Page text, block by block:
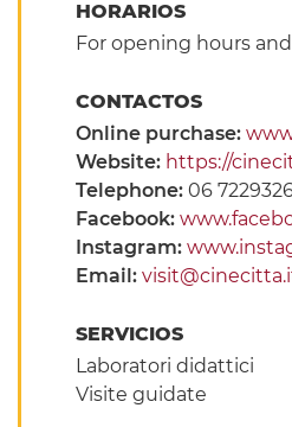
HORARIOS
For opening hours
CONTACTOS
Online purchase:
Website: https://
Telephone: 06
Facebook:
Instagram:
Email:
SERVICIOS
Laboratori didattici
Visite guidate